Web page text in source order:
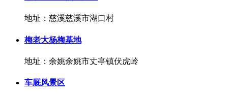
地址：慈溪慈溪市湖口村
梅老大杨梅基地
地址：余姚余姚市丈亭镇伏虎岭
车厩风景区